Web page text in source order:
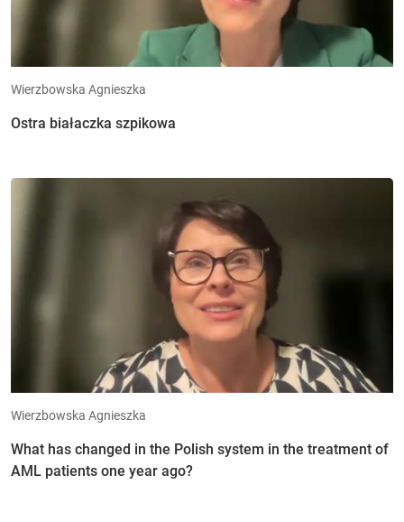
Wierzbowska Agnieszka
Ostra białaczka szpikowa
Wierzbowska Agnieszka
What has changed in the Polish system in the treatment of
AML patients one year ago?